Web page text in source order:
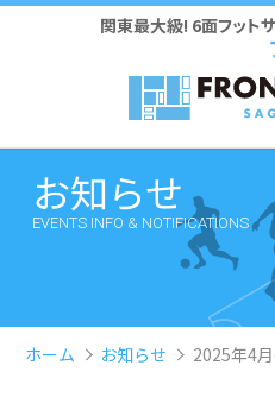
関東最大級! 6面フット
お知らせ
EVENTS INFO & NOTIFICATIONS
ホーム お知らせ 2025年4